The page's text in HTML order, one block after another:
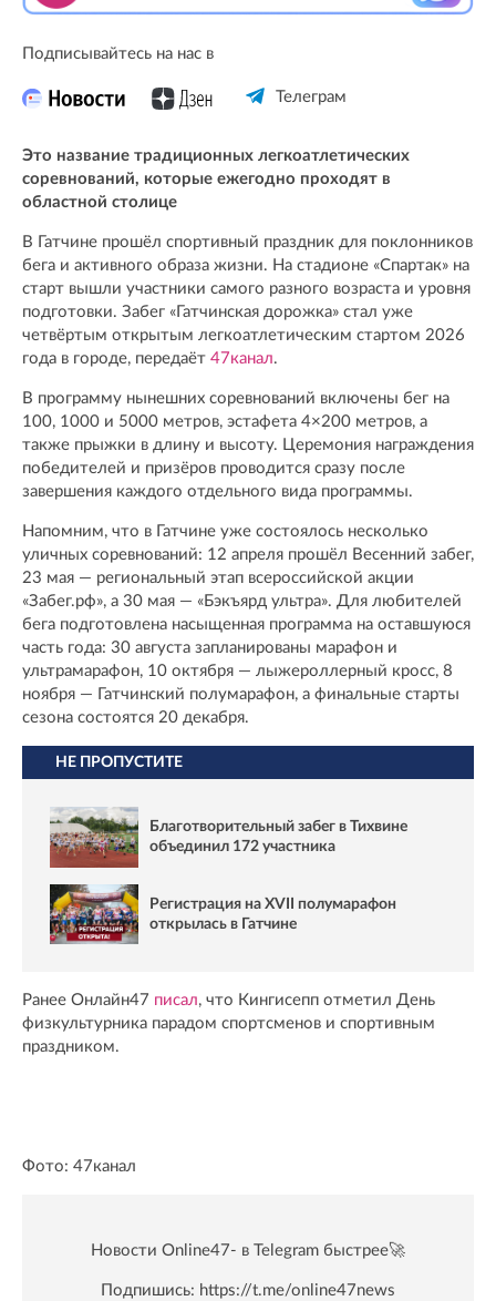
Подписывайтесь на нас в
Телеграм
Это название традиционных легкоатлетических
соревнований, которые ежегодно проходят в
областной столице
В Гатчине прошёл спортивный праздник для поклонников
бега и активного образа жизни. На стадионе «Спартак» на
старт вышли участники самого разного возраста и уровня
подготовки. Забег «Гатчинская дорожка» стал уже
четвёртым открытым легкоатлетическим стартом 2026
года в городе, передаёт 47канал.
В программу нынешних соревнований включены бег на
100, 1000 и 5000 метров, эстафета 4×200 метров, а
также прыжки в длину и высоту. Церемония награждения
победителей и призёров проводится сразу после
завершения каждого отдельного вида программы.
Напомним, что в Гатчине уже состоялось несколько
уличных соревнований: 12 апреля прошёл Весенний забег,
23 мая — региональный этап всероссийской акции
«Забег.рф», а 30 мая — «Бэкъярд ультра». Для любителей
бега подготовлена насыщенная программа на оставшуюся
часть года: 30 августа запланированы марафон и
ультрамарафон, 10 октября — лыжероллерный кросс, 8
ноября — Гатчинский полумарафон, а финальные старты
сезона состоятся 20 декабря.
НЕ ПРОПУСТИТЕ
Благотворительный забег в Тихвине
объединил 172 участника
Регистрация на XVII полумарафон
открылась в Гатчине
Ранее Онлайн47 писал, что Кингисепп отметил День
физкультурника парадом спортсменов и спортивным
праздником.
Фото: 47канал
Новости Online47- в Telegram быстрее🚀
Подпишись: https://t.me/online47news